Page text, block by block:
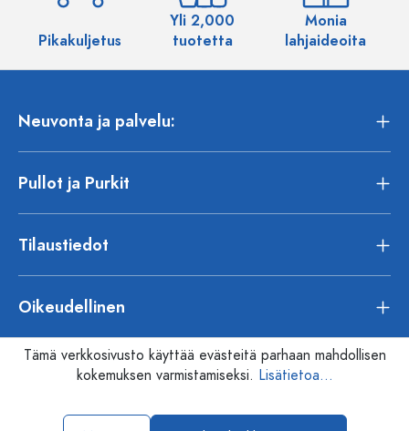
Pikakuljetus
Yli 2,000
tuotetta
Monia
lahjaideoita
Neuvonta ja palvelu:
Pullot ja Purkit
Tilaustiedot
Oikeudellinen
Tämä verkkosivusto käyttää evästeitä parhaan mahdollisen
kokemuksen varmistamiseksi. Lisätietoa...